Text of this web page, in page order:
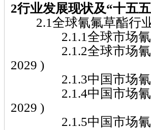
2行业发展现状及“十五
2.1全球氰氟草酯行
2.1.1全球市场氰氟
2.1.2全球市场氰氟
2029 )
2.1.3中国市场氰氟
2.1.4中国市场氰氟
2029 )
2.1.5中国市场氰氟